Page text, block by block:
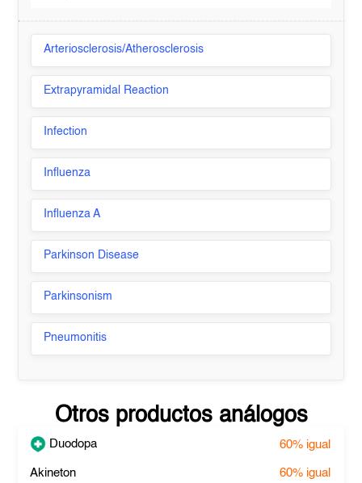
Arteriosclerosis/Atherosclerosis
Extrapyramidal Reaction
Infection
Influenza
Influenza A
Parkinson Disease
Parkinsonism
Pneumonitis
Otros productos análogos
Duodopa 60% igual
Akineton 60% igual